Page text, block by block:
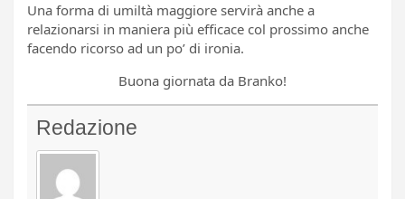
Una forma di umiltà maggiore servirà anche a
relazionarsi in maniera più efficace col prossimo anche
facendo ricorso ad un po’ di ironia.
Buona giornata da Branko!
Redazione